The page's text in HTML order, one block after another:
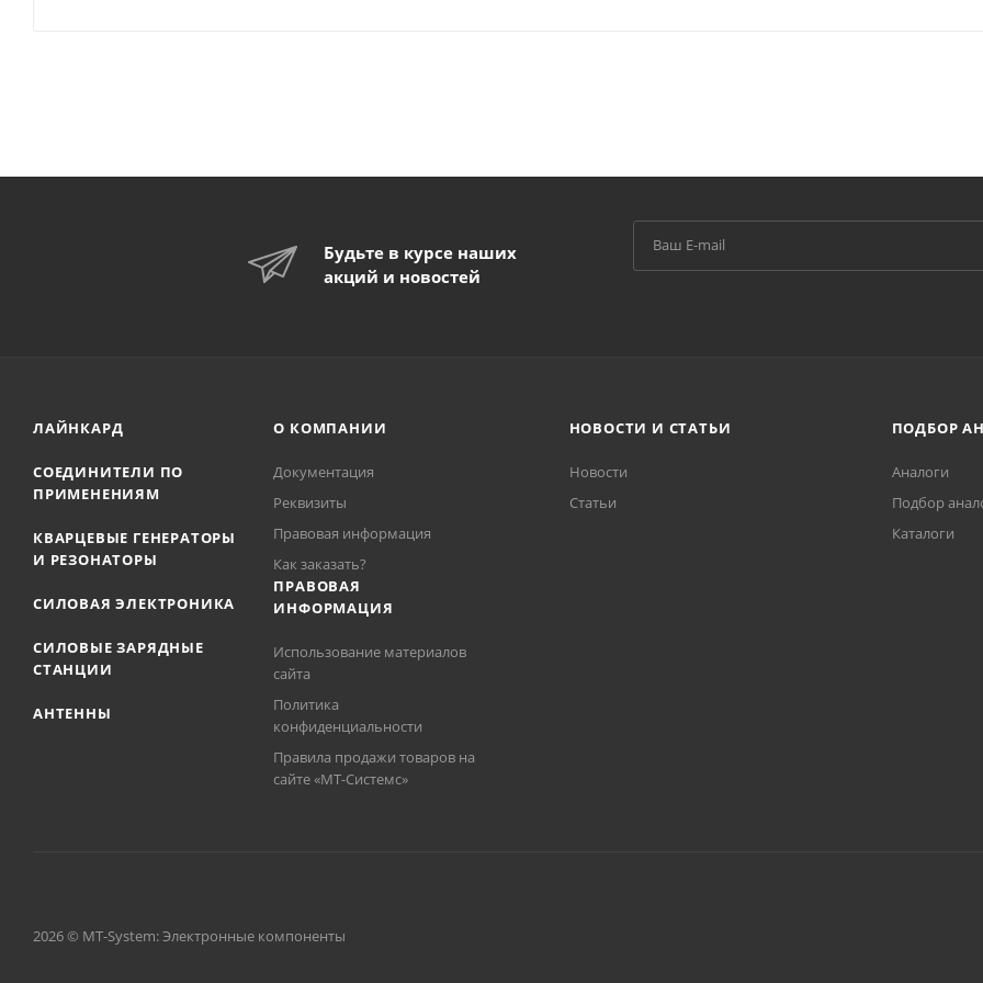
Будьте в курсе наших
акций и новостей
ЛАЙНКАРД
СОЕДИНИТЕЛИ ПО
ПРИМЕНЕНИЯМ
КВАРЦЕВЫЕ ГЕНЕРАТОРЫ
И РЕЗОНАТОРЫ
СИЛОВАЯ ЭЛЕКТРОНИКА
СИЛОВЫЕ ЗАРЯДНЫЕ
СТАНЦИИ
АНТЕННЫ
О КОМПАНИИ
Документация
Реквизиты
Правовая информация
Как заказать?
ПРАВОВАЯ
ИНФОРМАЦИЯ
Использование материалов
сайта
Политика
конфиденциальности
Правила продажи товаров на
сайте «МТ-Системс»
НОВОСТИ И СТАТЬИ
Новости
Статьи
ПОДБОР
Аналоги
Подбор
Каталоги
2026 © MT-System: Электронные компоненты